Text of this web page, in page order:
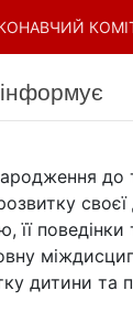
своєї
її
дитини та